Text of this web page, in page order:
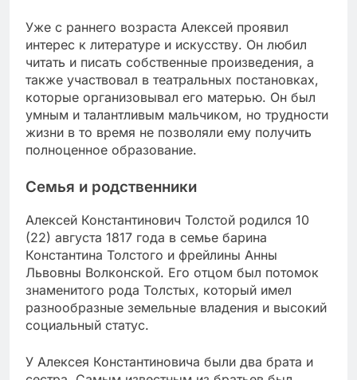
Уже с раннего возраста Алексей проявил
интерес к литературе и искусству. Он любил
читать и писать собственные произведения, а
также участвовал в театральных постановках,
которые организовывал его матерью. Он был
умным и талантливым мальчиком, но трудности
жизни в то время не позволяли ему получить
полноценное образование.
Семья и родственники
Алексей Константинович Толстой родился 10
(22) августа 1817 года в семье барина
Константина Толстого и фрейлины Анны
Львовны Волконской. Его отцом был потомок
знаменитого рода Толстых, который имел
разнообразные земельные владения и высокий
социальный статус.
У Алексея Константиновича были два брата и